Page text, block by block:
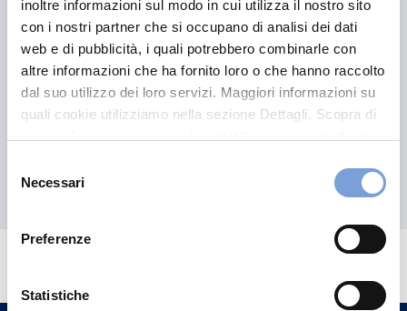
inoltre informazioni sul modo in cui utilizza il nostro sito
con i nostri partner che si occupano di analisi dei dati
web e di pubblicità, i quali potrebbero combinarle con
altre informazioni che ha fornito loro o che hanno raccolto
dal suo utilizzo dei loro servizi. Maggiori informazioni su
quali cookie utilizziamo nella sezione Dettagli. Scopra di
può trovare nel footer del sito nella sezione "Informativa
delNecessari
Preferenze
Statistiche
Visualizza il set
informativo
Hai bisogno di
Trova l'Agenzia più vicina a te e parla con